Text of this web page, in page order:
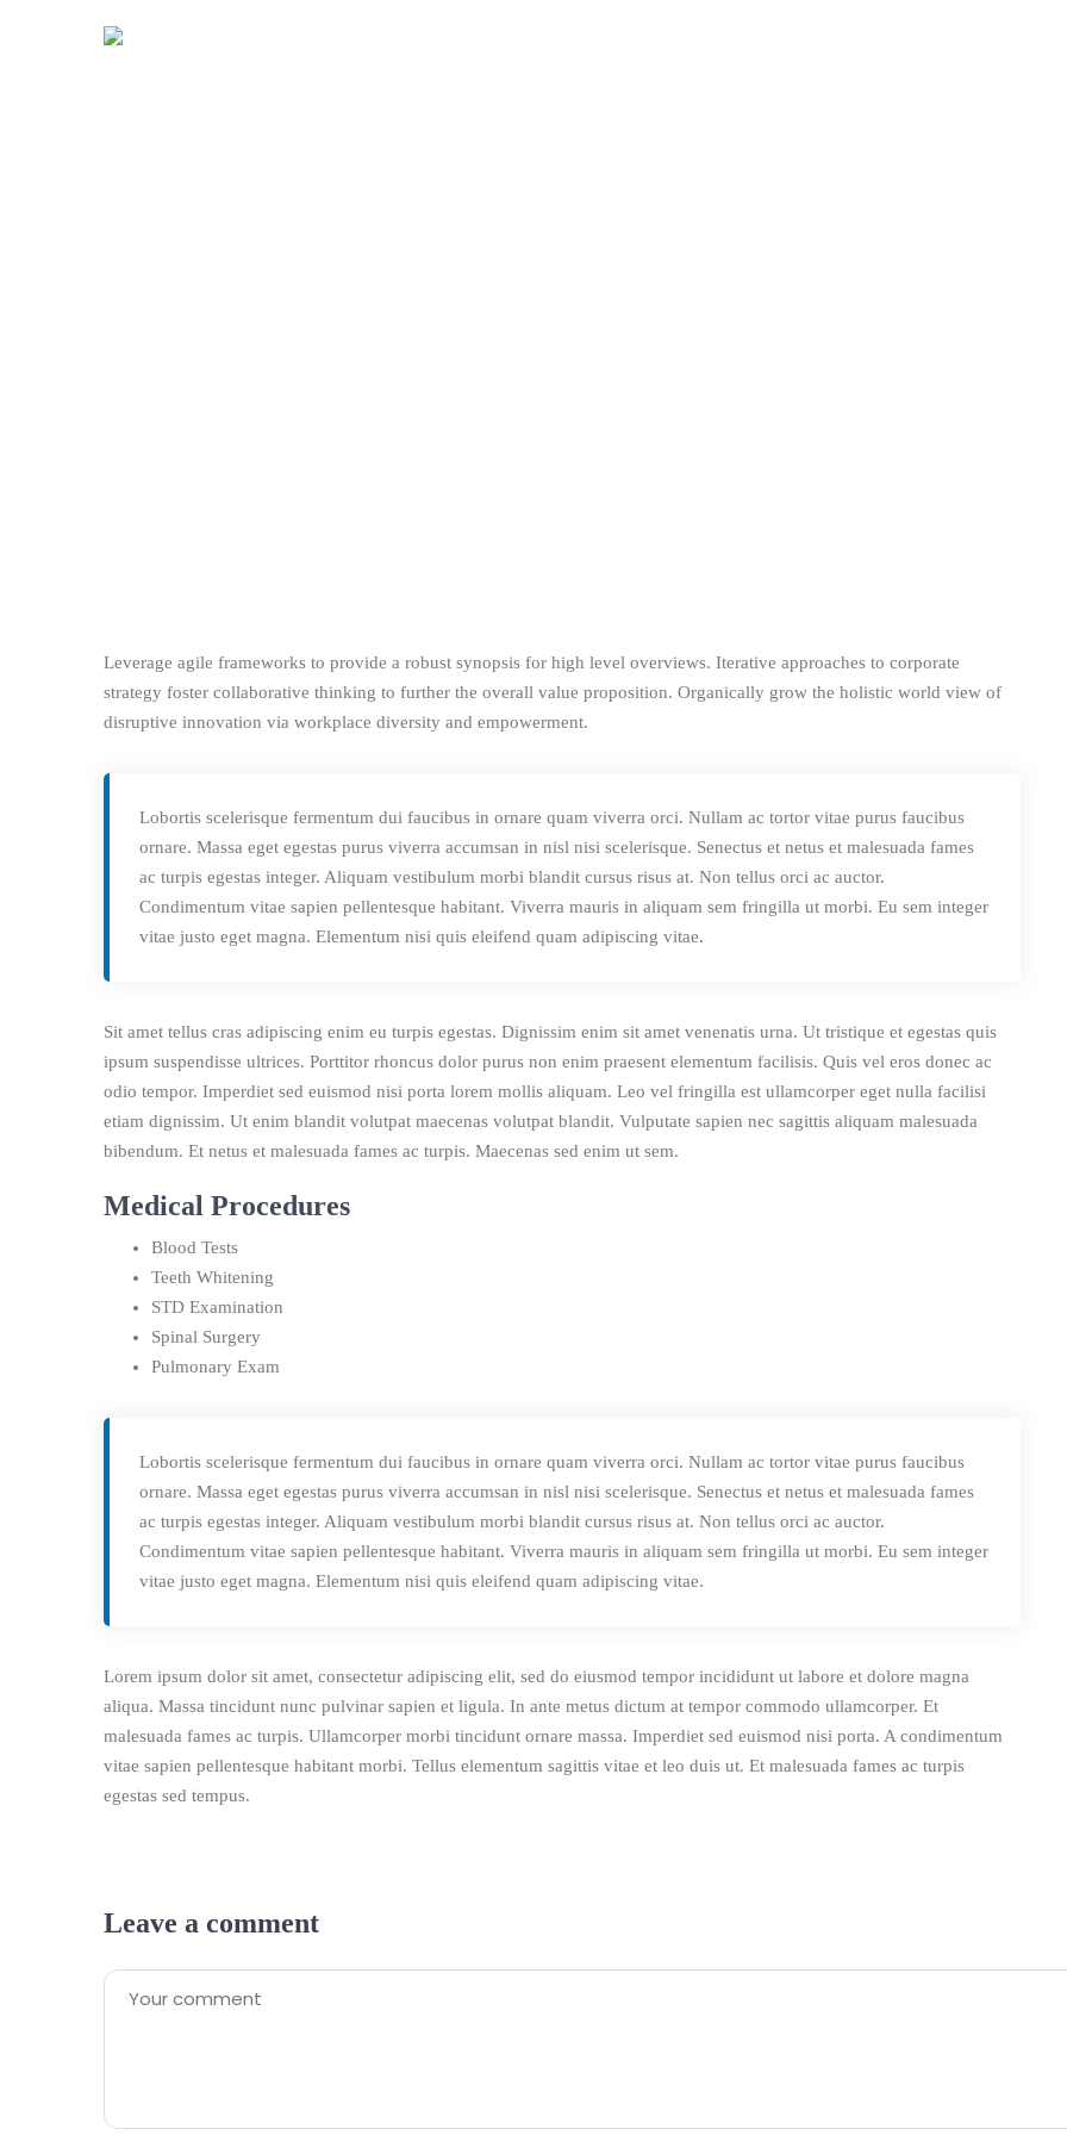
Leverage agile frameworks to provide a robust synopsis for high level overviews. Iterative approaches to corporate
strategy foster collaborative thinking to further the overall value proposition. Organically grow the holistic world view of
disruptive innovation via workplace diversity and empowerment.
Lobortis scelerisque fermentum dui faucibus in ornare quam viverra orci. Nullam ac tortor vitae purus faucibus
ornare. Massa eget egestas purus viverra accumsan in nisl nisi scelerisque. Senectus et netus et malesuada fames
ac turpis egestas integer. Aliquam vestibulum morbi blandit cursus risus at. Non tellus orci ac auctor.
Condimentum vitae sapien pellentesque habitant. Viverra mauris in aliquam sem fringilla ut morbi. Eu sem integer
vitae justo eget magna. Elementum nisi quis eleifend quam adipiscing vitae.
Sit amet tellus cras adipiscing enim eu turpis egestas. Dignissim enim sit amet venenatis urna. Ut tristique et egestas quis
ipsum suspendisse ultrices. Porttitor rhoncus dolor purus non enim praesent elementum facilisis. Quis vel eros donec ac
odio tempor. Imperdiet sed euismod nisi porta lorem mollis aliquam. Leo vel fringilla est ullamcorper eget nulla facilisi
etiam dignissim. Ut enim blandit volutpat maecenas volutpat blandit. Vulputate sapien nec sagittis aliquam malesuada
bibendum. Et netus et malesuada fames ac turpis. Maecenas sed enim ut sem.
Medical Procedures
Blood Tests
Teeth Whitening
STD Examination
Spinal Surgery
Pulmonary Exam
Lobortis scelerisque fermentum dui faucibus in ornare quam viverra orci. Nullam ac tortor vitae purus faucibus
ornare. Massa eget egestas purus viverra accumsan in nisl nisi scelerisque. Senectus et netus et malesuada fames
ac turpis egestas integer. Aliquam vestibulum morbi blandit cursus risus at. Non tellus orci ac auctor.
Condimentum vitae sapien pellentesque habitant. Viverra mauris in aliquam sem fringilla ut morbi. Eu sem integer
vitae justo eget magna. Elementum nisi quis eleifend quam adipiscing vitae.
Lorem ipsum dolor sit amet, consectetur adipiscing elit, sed do eiusmod tempor incididunt ut labore et dolore magna
aliqua. Massa tincidunt nunc pulvinar sapien et ligula. In ante metus dictum at tempor commodo ullamcorper. Et
malesuada fames ac turpis. Ullamcorper morbi tincidunt ornare massa. Imperdiet sed euismod nisi porta. A condimentum
vitae sapien pellentesque habitant morbi. Tellus elementum sagittis vitae et leo duis ut. Et malesuada fames ac turpis
egestas sed tempus.
Leave a comment